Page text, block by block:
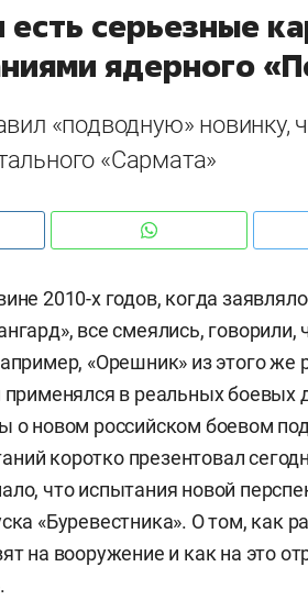
есть серьезные
ядерного
«подводную» новинку,
«Сармата»
2010-х годов, когда
все смеялись, говорили,
«Орешник» из этого же
применялся в реальных боевых
о новом российском боевом
коротко презентовал
что испытания новой
«Буревестника». О том, как
на вооружение и как на это